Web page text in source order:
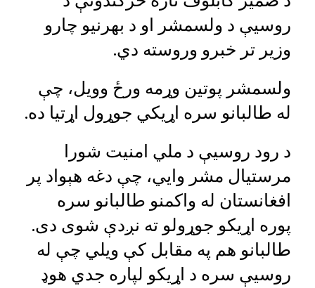
روسیې د ولسمشر او د بهرنیو چارو
وزیر تر خبرو وروسته دي.
ولسمشر پوتین وړمه ورځ وویل، چې
له طالبانو سره اړیکي جوړول اړتیا ده.
د رود روسیې د ملي امنیت شورا
مرستیال مشر وايي، چې دغه هېواد پر
افغانستان له واکمنو طالبانو سره
پوره اړیکو جوړولو ته نږدې شوی دی.
طالبانو هم په مقابل کې ویلي چې له
روسیې سره د اړیکو لپاره جدي هوډ